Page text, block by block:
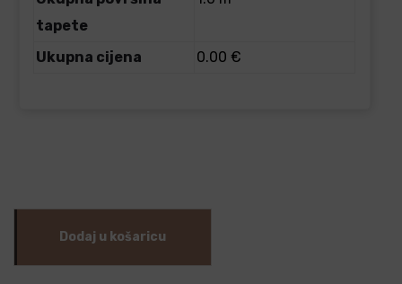
tapete
Ukupna cijena 0.00 €
Dodaj u košaricu